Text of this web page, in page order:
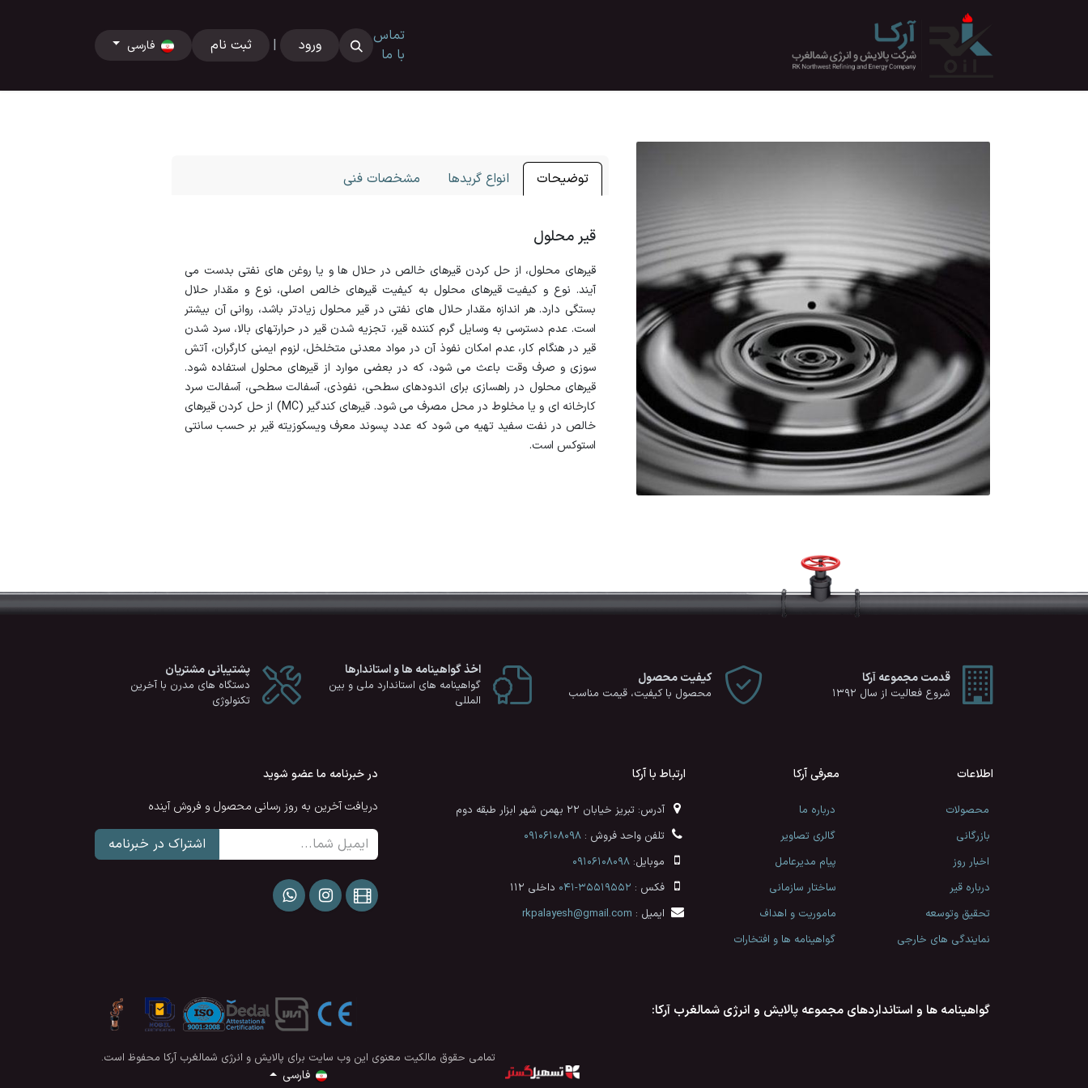
صرف نظر و مشاهده محتوا
نمایندگی های خارجی
تماس
با ما
ورود | ثبت نام فارسی
توضیحات انواع گریدها مشخصات فنی
قیر محلول
قیرهای محلول، از حل كردن قیرهای خالص در حلال ها و یا روغن های نفتی بدست می
آیند. نوع و كیفیت قیرهای محلول به كیفیت قیرهای خالص اصلی، نوع و مقدار حلال
بستگی دارد. هر اندازه مقدار حلال های نفتی در قیر محلول زیادتر باشد، روانی آن بیشتر
است. عدم دسترسی به وسایل گرم كننده قیر، تجزیه شدن قیر در حرارتهای بالا، سرد شدن
قیر در هنگام كار، عدم امكان نفوذ آن در مواد معدنی متخلخل، لزوم ایمنی كارگران، آتش
سوزی و صرف وقت باعث می شود، كه در بعضی موارد از قیرهای محلول استفاده شود.
قیرهای محلول در راهسازی برای اندودهای سطحی، نفوذی، آسفالت سطحی، آسفالت سرد
كارخانه ای و یا مخلوط در محل مصرف می شود. قیرهای كندگیر (MC) از حل كردن قیرهای
خالص در نفت سفید تهیه می شود كه عدد پسوند معرف ویسكوزیته قیر بر حسب سانتی
استوكس است.
قدمت مجموعه آرکا
شروع فعالیت از سال 1392
کیفیت محصول
محصول با کیفیت، قیمت مناسب
اخذ گواهینامه ها و استاندارها
گواهینامه های استاندارد ملی و بین
المللی
پشتیبانی مشتریان
دستگاه های مدرن با آخرین
تکنولوژی
اطلاعات
محصولات
بازرگانی
اخبار روز
درباره قیر
تحقیق وتوسعه
نمایندگی های خارجی
معرفی آرکا
درباره ما
گالری تصاویر
پیام مدیرعامل
ساختار سازمانی
ماموریت و اهداف
گواهینامه ها و افتخارات
ارتباط با آرکا
آدرس: تبریز خیابان 22 بهمن شهر ابزار طبقه دوم
تلفن واحد فروش : 09106108098
موبایل: 09106108098​
فکس :
داخلی 112
ایمیل : rkpalayesh@gmail.com
در خبرنامه ما عضو شوید
دریافت آخرین به روز رسانی محصول و فروش آینده
اشتراک در خبرنامه
گواهینامه ها و استانداردهای مجموعه پالایش و انرژی شمالغرب آرکا:
فارسی
تمامی حقوق مالکیت معنوی این وب سایت برای پالایش و انرژی شمالغرب آرکا محفوظ است.